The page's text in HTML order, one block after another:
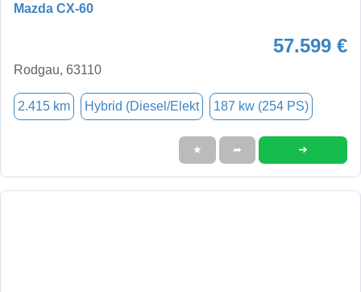
Mazda CX-60
57.599 €
Rodgau, 63110
2.415 km Hybrid (Diesel/Elekt 187 kw (254 PS)
★ ➦ ➜